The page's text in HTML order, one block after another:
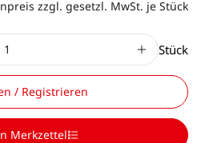
zzgl. gesetzl. MwSt. je Stück
Stück
/ Registrieren
Merkzettel